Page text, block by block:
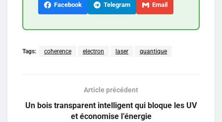
Facebook Telegram Email
Tags: coherence electron laser quantique
Article précédent
Un bois transparent intelligent qui bloque les UV
et économise l’énergie